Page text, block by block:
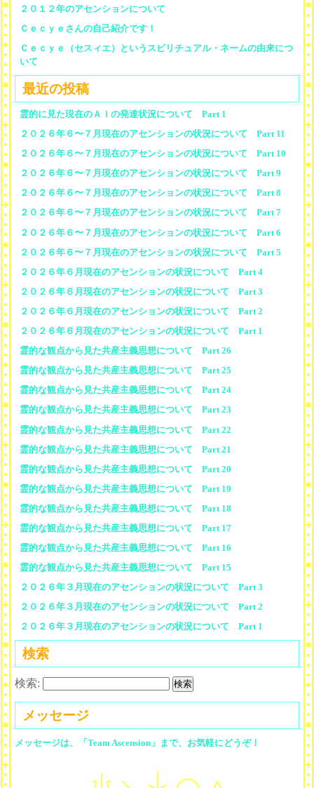
２０１２年のアセンションについて
Ｃｅｃｙｅさんの自己紹介です！
Ｃｅｃｙｅ（セスィエ）というスピリチュアル・ネームの由来につ
いて
最近の投稿
霊的に見た現在のＡＩの発達状況について Part 1
２０２６年６〜７月現在のアセンションの状況について Part 11
２０２６年６〜７月現在のアセンションの状況について Part 10
２０２６年６〜７月現在のアセンションの状況について Part 9
２０２６年６〜７月現在のアセンションの状況について Part 8
２０２６年６〜７月現在のアセンションの状況について Part 7
２０２６年６〜７月現在のアセンションの状況について Part 6
２０２６年６〜７月現在のアセンションの状況について Part 5
２０２６年６月現在のアセンションの状況について Part 4
２０２６年６月現在のアセンションの状況について Part 3
２０２６年６月現在のアセンションの状況について Part 2
２０２６年６月現在のアセンションの状況について Part 1
霊的な観点から見た共産主義思想について Part 26
霊的な観点から見た共産主義思想について Part 25
霊的な観点から見た共産主義思想について Part 24
霊的な観点から見た共産主義思想について Part 23
霊的な観点から見た共産主義思想について Part 22
霊的な観点から見た共産主義思想について Part 21
霊的な観点から見た共産主義思想について Part 20
霊的な観点から見た共産主義思想について Part 19
霊的な観点から見た共産主義思想について Part 18
霊的な観点から見た共産主義思想について Part 17
霊的な観点から見た共産主義思想について Part 16
霊的な観点から見た共産主義思想について Part 15
２０２６年３月現在のアセンションの状況について Part 3
２０２６年３月現在のアセンションの状況について Part 2
２０２６年３月現在のアセンションの状況について Part 1
検索
検索:
メッセージ
メッセージは、「Team Ascension」まで、お気軽にどうぞ！